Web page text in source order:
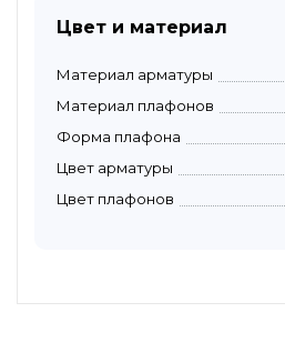
Цвет и материал
Материал арматуры
Материал плафонов
Форма плафона
Цвет арматуры
Цвет плафонов